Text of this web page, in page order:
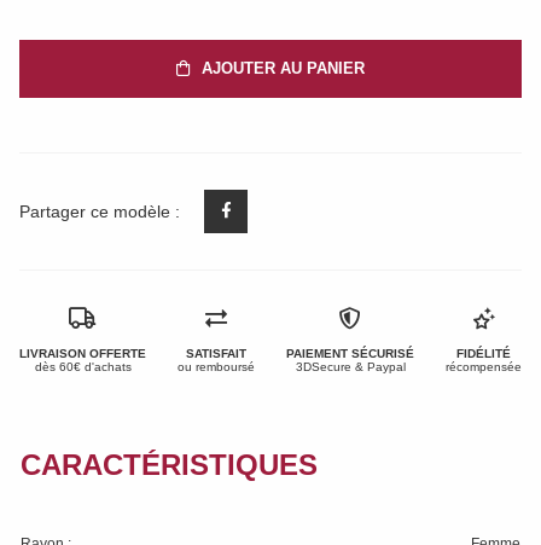
AJOUTER AU PANIER
Partager ce modèle :
LIVRAISON OFFERTE
dès 60€ d'achats
SATISFAIT
ou remboursé
PAIEMENT SÉCURISÉ
3DSecure & Paypal
FIDÉLITÉ
récompensée
CARACTÉRISTIQUES